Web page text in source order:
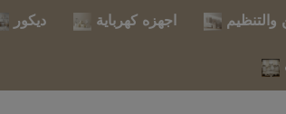
ديكور اجهزه كهرباية والتنظيم